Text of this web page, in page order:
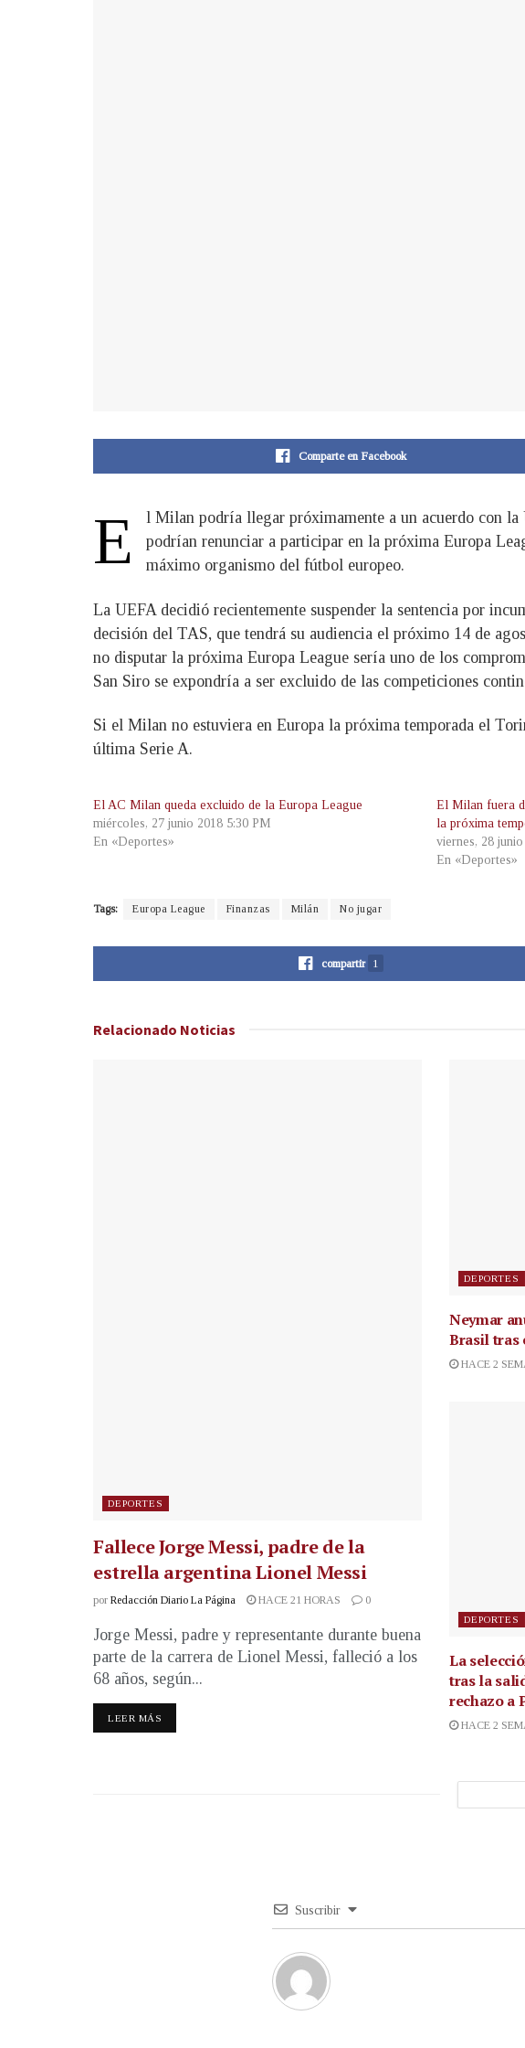
Comparte en Facebook
E
l Milan podría llegar próximamente a un acuerdo con la
podrían renunciar a participar en la próxima Europa
máximo organismo del fútbol europeo.
La UEFA decidió recientemente suspender la sentencia por
decisión del TAS, que tendrá su audiencia el próximo 14 de
no disputar la próxima Europa League sería uno de los
San Siro se expondría a ser excluido de las competiciones
Si el Milan no estuviera en Europa la próxima temporada el
última Serie A.
El AC Milan queda excluido de la Europa League
miércoles, 27 junio 2018 5:30 PM
En «Deportes»
El Milan fuera
la próxima
viernes, 28
En «Deportes»
Tags: Europa League Finanzas Milán No jugar
compartir 1
Relacionado Noticias
DEPORTES
Fallece Jorge Messi, padre de la
estrella argentina Lionel Messi
por Redacción Diario La Página HACE 21 HORAS 0
Jorge Messi, padre y representante durante buena
parte de la carrera de Lionel Messi, falleció a los
68 años, según...
LEER MÁS
DEPORTES
Neymar
Brasil tras
HACE 2
DEPORTES
La
tras la
rechazo a
HACE 2
Suscribir